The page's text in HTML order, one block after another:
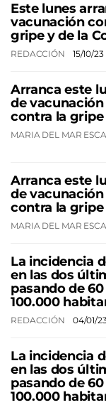
Este lunes
vacunación
gripe y de la
REDACCIÓN 15/10/23
Arranca este
de
contra la gripe
MARIA DEL MAR
Arranca este
de
contra la gripe
MARIA DEL MAR
La incidencia
en las dos
pasando de 60
100.000
REDACCIÓN 04/01/
La incidencia
en las dos
pasando de 60
100.000